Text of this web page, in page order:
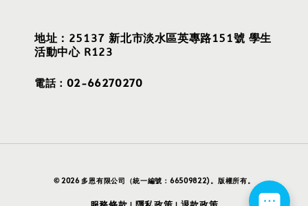
地址：25137 新北市淡水區英專路151號 學生
活動中心 R123
電話：02-66270270
© 2026 多恩有限公司（統一編號：66509822)。版權所有。